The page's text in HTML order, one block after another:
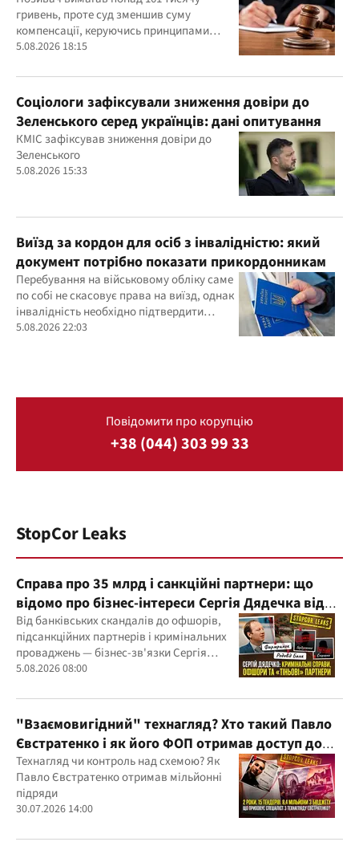
гривень, проте суд зменшив суму
компенсації, керуючись принципами
розумності та співмірності
5.08.2026 18:15
Соціологи зафіксували зниження довіри до
Зеленського серед українців: дані опитування
КМІС зафіксував зниження довіри до
Зеленського
5.08.2026 15:33
Виїзд за кордон для осіб з інвалідністю: який
документ потрібно показати прикордонникам
Перебування на військовому обліку саме
по собі не скасовує права на виїзд, однак
інвалідність необхідно підтвердити
документально
5.08.2026 22:03
Повідомити про корупцію
+38 (044) 303 99 33
StopCor Leaks
Справа про 35 млрд і санкційні партнери: що
відомо про бізнес-інтереси Сергія Дядечка від
"Родовід Банку" до "ФАРМАСЕЛ"
Від банківських скандалів до офшорів,
підсанкційних партнерів і кримінальних
проваджень — бізнес-зв'язки Сергія
Дядечка й досі простягаються через
5.08.2026 08:00
"Взаємовигідний" технагляд? Хто такий Павло
Євстратенко і як його ФОП отримав доступ до
бюджетних мільйонів?
Технагляд чи контроль над схемою? Як
Павло Євстратенко отримав мільйонні
підряди
30.07.2026 14:00